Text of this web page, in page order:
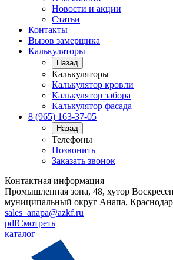
Новости и акции
Статьи
Контакты
Вызов замерщика
Калькуляторы
Назад
Калькуляторы
Калькулятор кровли
Калькулятор забора
Калькулятор фасада
8 (965) 163-37-05
Назад
Телефоны
Позвонить
Заказать звонок
Контактная информация
Промышленная зона, 48, хутор
муниципальный округ Анапа,
sales_anapa@azkf.ru
pdfСмотреть
каталог